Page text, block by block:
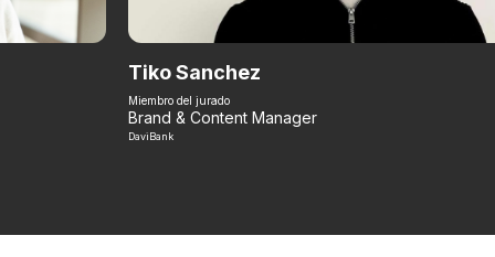
Tiko Sanchez
Miembro del jurado
Brand & Content Manager
DaviBank